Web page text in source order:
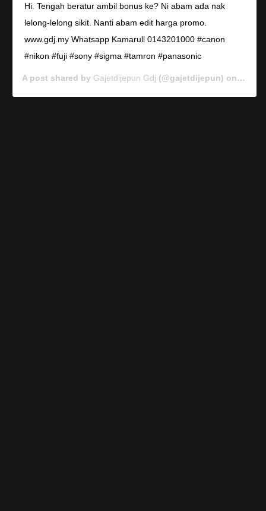
Hi. Tengah beratur ambil bonus ke? Ni abam ada nak
lelong-lelong sikit. Nanti abam edit harga promo.
www.gdj.my Whatsapp Kamarull 0143201000 #canon
#nikon #fuji #sony #sigma #tamron #panasonic
A post shared by Gajetdijepun Gdj (@gajetdijepun) on Jan 7,